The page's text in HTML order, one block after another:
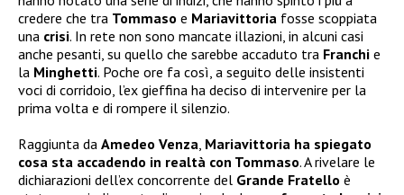
credere che tra Tommaso e Mariavittoria fosse scoppiata
una crisi. In rete non sono mancate illazioni, in alcuni casi
anche pesanti, su quello che sarebbe accaduto tra Franchi e
la Minghetti. Poche ore fa così, a seguito delle insistenti
voci di corridoio, l’ex gieffina ha deciso di intervenire per la
prima volta e di rompere il silenzio.
Raggiunta da Amedeo Venza, Mariavittoria ha spiegato
cosa sta accadendo in realtà con Tommaso. A rivelare le
dichiarazioni dell’ex concorrente del Grande Fratello è